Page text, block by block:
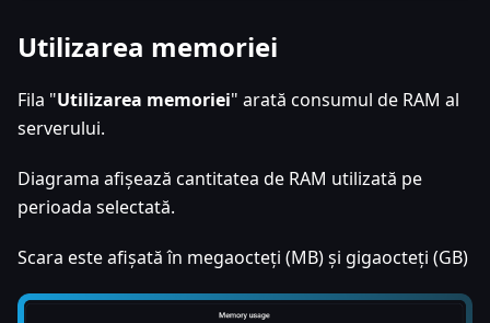
Utilizarea memoriei
Fila "Utilizarea memoriei" arată consumul de RAM al
serverului.
Diagrama afișează cantitatea de RAM utilizată pe
perioada selectată.
Scara este afișată în megaocteți (MB) și gigaocteți (GB)